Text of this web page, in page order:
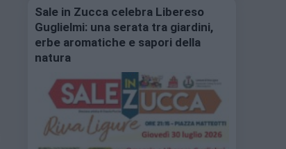
Sale in Zucca celebra Libereso
Guglielmi: una serata tra giardini,
erbe aromatiche e sapori della
natura